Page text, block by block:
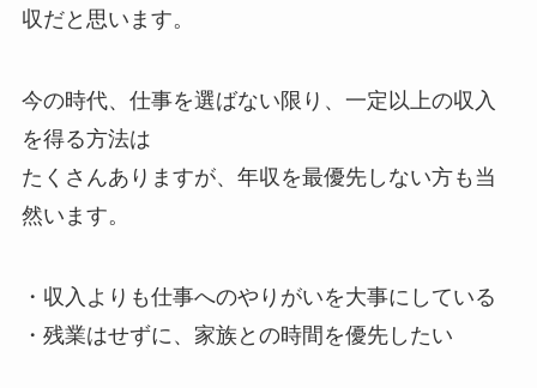
収だと思います。
今の時代、仕事を選ばない限り、一定以上の収入
を得る方法は
たくさんありますが、年収を最優先しない方も当
然います。
・収入よりも仕事へのやりがいを大事にしている
・残業はせずに、家族との時間を優先したい